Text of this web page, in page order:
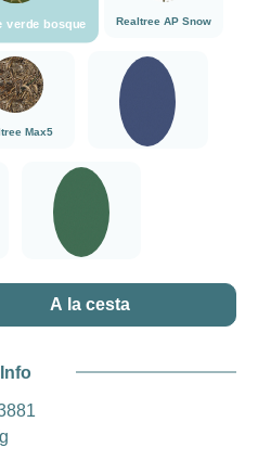
verde bosque Realtree AP Snow
Max5
###Realtree Max5###LensCoatAzul marino
verde
introduce la
A la cesta
Info